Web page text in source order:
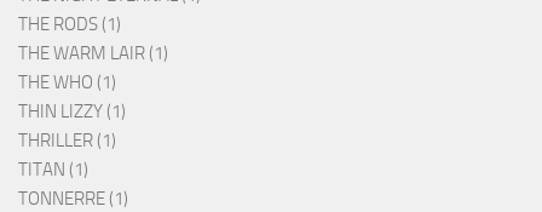
THE RODS (1)
THE WARM LAIR (1)
THE WHO (1)
THIN LIZZY (1)
THRILLER (1)
TITAN (1)
TONNERRE (1)